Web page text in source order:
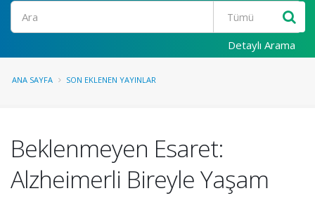
Ara
Detaylı Arama
ANA SAYFA SON EKLENEN YAYINLAR
Beklenmeyen Esaret:
Alzheimerli Bireyle Yaşam